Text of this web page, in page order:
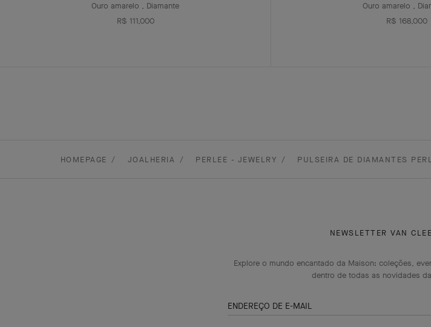
Ouro amarelo , Diamante
R$ 111,000
Ouro amarelo ,
R$ 168,000
HOMEPAGE JOALHERIA PERLEE - JEWELRY PULSEIRA DE DIAMANTES
NEWSLETTER VAN
Explore o mundo encantado da Maison: coleções,
dentro de todas as novidades
ENDEREÇO DE E-MAIL